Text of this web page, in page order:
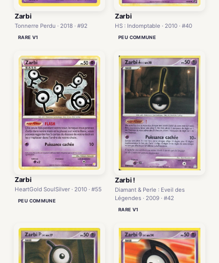
Zarbi
Tonnerre Perdu · 2018 · #92
RARE V1
Zarbi
HS : Indomptable · 2010 · #40
PEU COMMUNE
Zarbi
HeartGold SoulSilver · 2010 · #55
PEU COMMUNE
Zarbi !
Diamant & Perle : Eveil des
Légendes · 2009 · #42
RARE V1